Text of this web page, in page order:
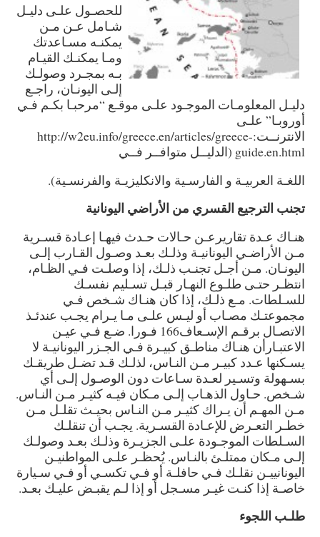
للحصـول علـى دليـل
شـامل عـن مـن
يمكنـه مسـاعدتك
ومـا يمكنـك القيـام
بـه بمجـرد وصولـك
إلـى اليونـان، راجـع
دليـل المعلومـات الموجـود علـى موقـع “مرحبـا بكـم فـي
أوروبـا” علـى
الانترنــت:http://w2eu.info/greece.en/articles/greece-
guide.en.html (الدليــل متوافــر فــي
اللغـة العربيـة و الفارسـية والانكليزيـة والفرنسـية).
تجنب الترجيع القسري من الأراضي اليونانية
هنـاك عـدة تقاريرعـن حـالات حـدث فيهـا إعـادة قسـرية
مـن الأراضـي اليونانيـة وذلـك بعـد وصـول القـارب إلـى
اليونـان. مـن أجـل تجنـب ذلـك، إذا وصلـت فـي الظـام،
انتظـر حتـى طلـوع النهـار قبـل تسـليم نفسـك
للسـلطات. مـع ذلـك، إذا كان هنـاك شـخص فـي
مجموعتـك مصـاب أو ليـس علـى مـا يـرام يجـب عندئـذ
الاتصـال برقـم الإسـعاف166 فـورا. ضـع فـي عيـن
الاعتبـارأن هنـاك مناطـق كبيـرة فـي الجـزر اليونانيـة لا
يسـكنها عـدد كبيـر مـن النـاس، لذلـك قـد تضـل طريقـك
بسـهولة وتسـير لعـدة سـاعات دون الوصـول إلـى أي
شـخص. حـاول الذهـاب إلـى مـكان فيـه كثيـر مـن النـاس.
مـن المهـم أن يـراك كثيـر مـن النـاس بحيـث تقلـل مـن
خطـر التعـرض للإعـادة القسـرية. يجـب أن تنقلـك
السـلطات الموجـودة علـى الجزيـرة وذلـك بعـد وصولـك
إلـى مـكان ممتلـئ بالنـاس. يُحظـر علـى المواطنيـن
اليونانييـن نقلـك فـي حافلـة أو فـي تكسـي أو فـي سـيارة
خاصـة إذا كنـت غيـر مسـجل أو إذا لـم يقبـض عليـك بعـد.
طلـب اللجوء